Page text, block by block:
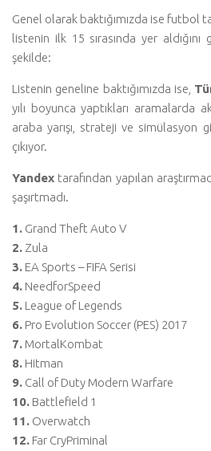
Genel olarak baktığımızda ise futbol
listenin ilk 15 sırasında yer
şekilde:
Listenin geneline baktığımızda ise,
yılı boyunca yaptıkları aramalarda
araba yarışı, strateji ve simülasyon
çıkıyor.
Yandex tarafından yapılan
şaşırtmadı.
1. Grand Theft Auto V
2. Zula
3. EA Sports – FIFA Serisi
4. NeedforSpeed
5. League of Legends
6. Pro Evolution Soccer (PES) 2017
7. MortalKombat
8. Hitman
9. Call of Duty Modern Warfare
10. Battlefield 1
11. Overwatch
12. Far CryPriminal